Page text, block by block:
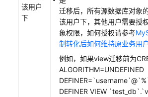
该用户
下
迁移后，所有源数据库对象
该用户下，其他用户需要授
象权限，如何授权请参考
制转化后如何维持原业务用
例如，如果view迁移前为
ALGORITHM=UNDEFINED
DEFINER VIEW